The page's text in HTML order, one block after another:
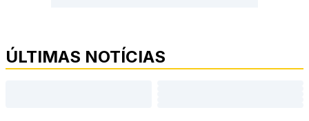
ÚLTIMAS NOTÍCIAS